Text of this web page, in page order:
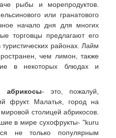
рыбы и морепродуктов.
или гранатового
начало дня для многих
торговцы предлагают его
районах. Лайм
чем лимон, также
в некоторых блюдах и
абрикосы- это, пожалуй,
фрукт. Малатья, город на
столицей абрикосов.
в мире сухофрукты- "kuru
не только популярным